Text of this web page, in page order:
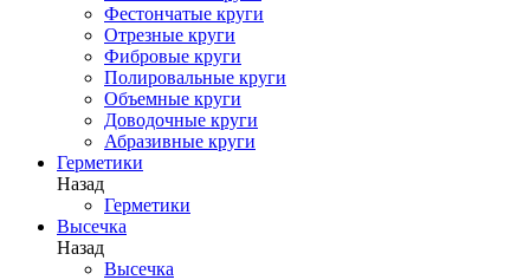
Фестончатые круги
Отрезные круги
Фибровые круги
Полировальные круги
Объемные круги
Доводочные круги
Абразивные круги
Герметики
Назад
Герметики
Высечка
Назад
Высечка